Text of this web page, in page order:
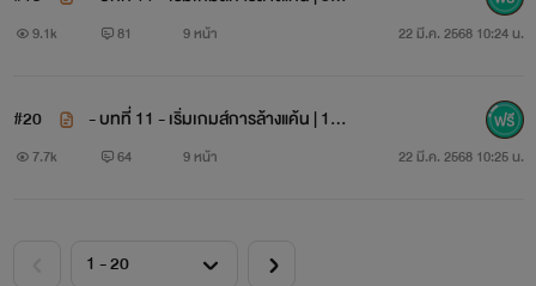
"ถ้ามีแก ก็ต้องไม่มีฉัน!!
0% (ฉบับ REWRITE)
9.1k 81 9 หน้า 22 มี.ค. 2568 10:24 น.
#20
- บทที่ 11 - เริ่มเกมส์การล้างแค้น | 10
0% (ฉบับ REWRITE)
7.7k 64 9 หน้า 22 มี.ค. 2568 10:25 น.